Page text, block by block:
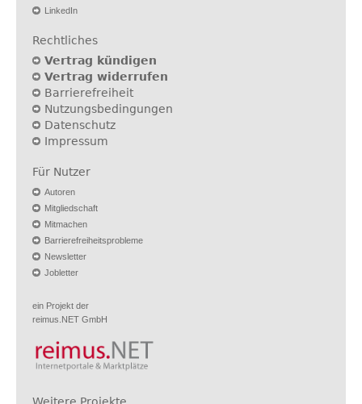
LinkedIn
Rechtliches
Vertrag kündigen
Vertrag widerrufen
Barrierefreiheit
Nutzungsbedingungen
Datenschutz
Impressum
Für Nutzer
Autoren
Mitgliedschaft
Mitmachen
Barrierefreiheitsprobleme
Newsletter
Jobletter
ein Projekt der
reimus.NET GmbH